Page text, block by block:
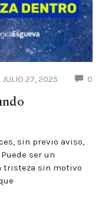
JULIO 27, 2025 0
sin previo aviso,
ser un
tristeza sin motivo